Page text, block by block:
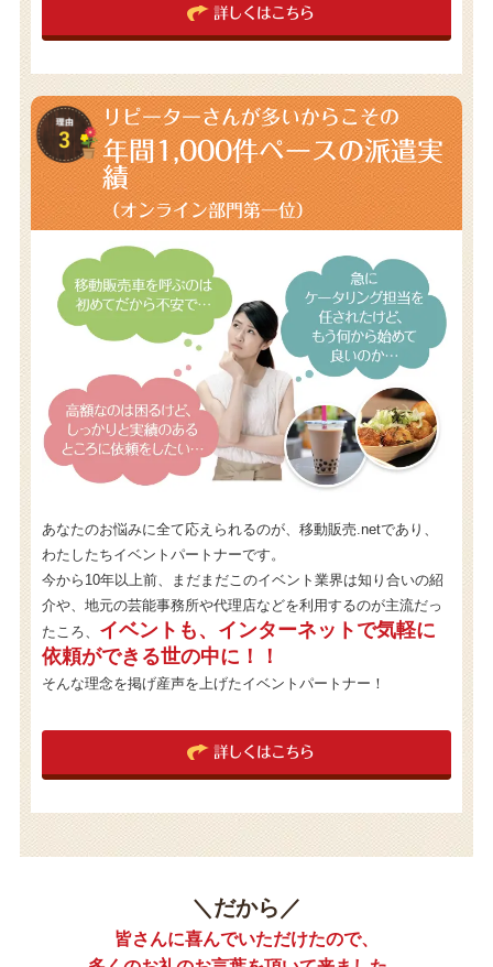
詳しくはこちら
リピーターさんが多いからこその
年間1,000件ペースの派遣実
績
（オンライン部門第一位）
あなたのお悩みに全て応えられるのが、移動販売.netであり、
わたしたちイベントパートナーです。
今から10年以上前、まだまだこのイベント業界は知り合いの紹
介や、地元の芸能事務所や代理店などを利用するのが主流だっ
たころ、 イベントも、インターネットで気軽に
依頼ができる世の中に！！
そんな理念を掲げ産声を上げたイベントパートナー！
詳しくはこちら
＼だから／
皆さんに喜んでいただけたので、